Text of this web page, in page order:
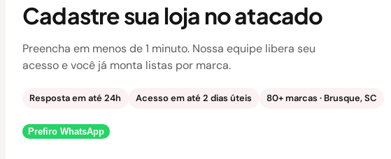
Cadastre sua loja no atacado
Preencha em menos de 1 minuto. Nossa equipe libera seu
acesso e você já monta listas por marca.
Resposta em até 24h Acesso em até 2 dias úteis 80+ marcas · Brusque, SC
Prefiro WhatsApp